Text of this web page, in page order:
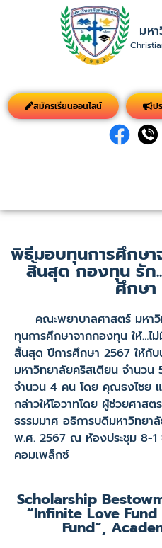
มห
สมัครเรียนออนไลน์ ป
พิธีมอบทุนการศึกษา
สิ้นสุด กองทุน รัก
ศึกษา
คณะพยาบาลศาสตร์ มหาวิ
ทุนการศึกษาจากกองทุน ให้…
สิ้นสุด ปีการศึกษา 2567 ให้กั
มหาวิทยาลัยคริสเตียน จำนว
จำนวน 4 คน โดย คุณธงไชย
กล่าวให้โอวาทโดย ผู้ช่วยศาส
ธรรมมาศ อธิการบดีมหาวิทยา
พ.ศ. 2567 ณ ห้องประชุม 8-
คอมเพล็กซ์
Scholarship
“Infinite Love
Fund”,